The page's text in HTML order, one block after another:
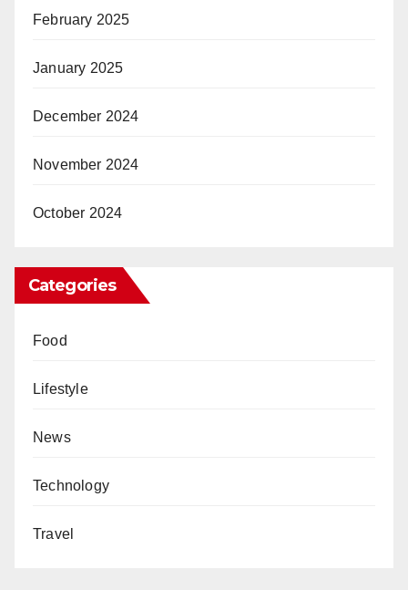
February 2025
January 2025
December 2024
November 2024
October 2024
Categories
Food
Lifestyle
News
Technology
Travel